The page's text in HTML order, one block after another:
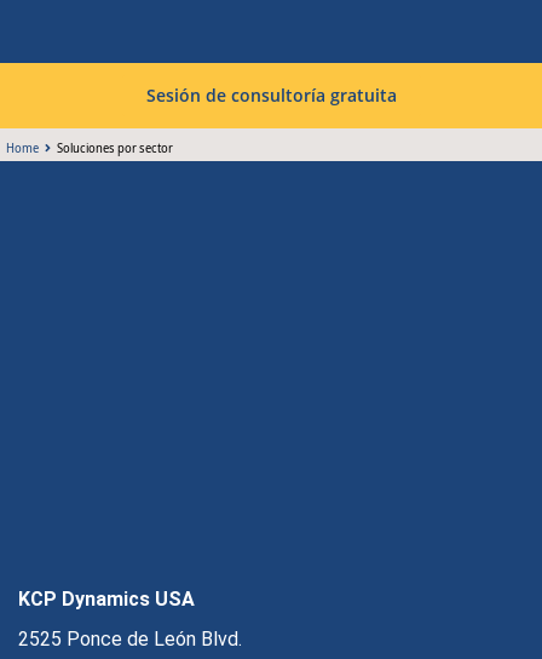
Sesión de consultoría gratuita
Home Soluciones por sector
KCP Dynamics USA
2525 Ponce de León Blvd.